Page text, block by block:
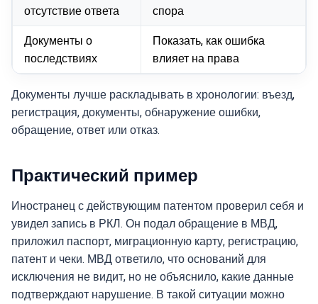
отсутствие ответа
спора
Документы о
последствиях
Показать, как ошибка
влияет на права
Документы лучше раскладывать в хронологии: въезд,
регистрация, документы, обнаружение ошибки,
обращение, ответ или отказ.
Практический пример
Иностранец с действующим патентом проверил себя и
увидел запись в РКЛ. Он подал обращение в МВД,
приложил паспорт, миграционную карту, регистрацию,
патент и чеки. МВД ответило, что оснований для
исключения не видит, но не объяснило, какие данные
подтверждают нарушение. В такой ситуации можно